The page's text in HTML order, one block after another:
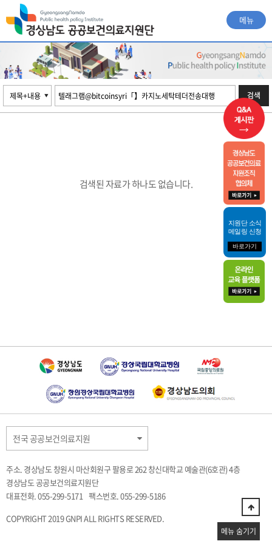
메뉴
검색
검색된 자료가 하나도 없습니다.
전국 공공보건의료지원
주소. 경상남도 창원시 마산회원구 팔용로 262 창신대학교 예술관(6호관) 4층
경상남도 공공보건의료지원단
대표전화. 055-299-5171 팩스번호. 055-299-5186
COPYRIGHT 2019 GNPI ALL RIGHTS RESERVED.
지원단 소식
메일링 신청
바로가기
메뉴 숨기기